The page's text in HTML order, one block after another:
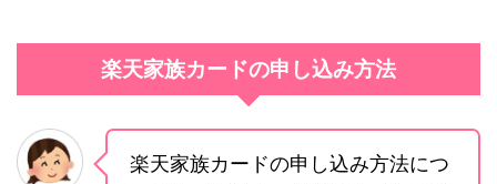
楽天家族カードの申し込み方法
楽天家族カードの申し込み方法につ